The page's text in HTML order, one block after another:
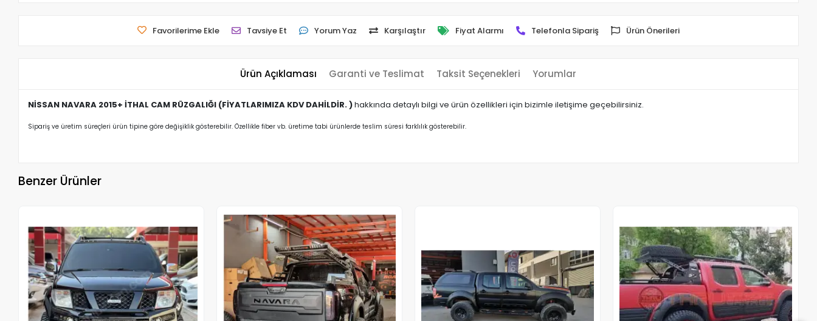
Favorilerime Ekle Tavsiye Et Yorum Yaz Karşılaştır Fiyat Alarmı Telefonla Sipariş Ürün Önerileri
Ürün Açıklaması Garanti ve Teslimat Taksit Seçenekleri Yorumlar
NİSSAN NAVARA 2015+ İTHAL CAM RÜZGALIĞI (FİYATLARIMIZA KDV DAHİLDİR. )hakkında detaylı bilgi ve ürün özellikleri için bizimle iletişime geçebilirsiniz.
Sipariş ve üretim süreçleri ürün tipine göre değişiklik gösterebilir. Özellikle fiber vb. üretime tabi ürünlerde teslim süresi farklılık gösterebilir.
Benzer Ürünler